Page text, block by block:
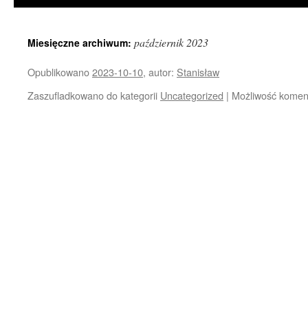
Miesięczne archiwum: październik 2023
Opublikowano2023-10-10, autor: Stanisław
Zaszufladkowano do kategorii Uncategorized | Możliwość